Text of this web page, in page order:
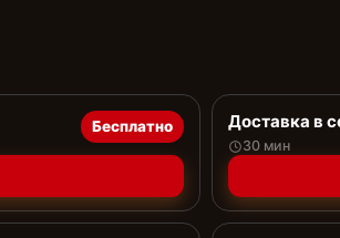
Бесплатно Доставка в
30 мин